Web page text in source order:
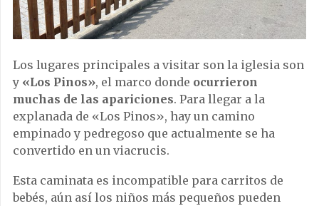
Los lugares principales a visitar son la iglesia son
y «Los Pinos», el marco donde ocurrieron
muchas de las apariciones. Para llegar a la
explanada de «Los Pinos», hay un camino
empinado y pedregoso que actualmente se ha
convertido en un viacrucis.
Esta caminata es incompatible para carritos de
bebés, aún así los niños más pequeños pueden